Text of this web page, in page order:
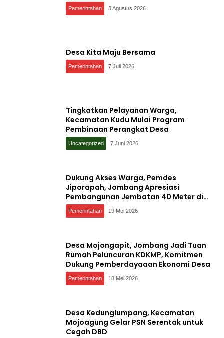
Pemerintahan 3 Agustus 2026
Desa Kita Maju Bersama
Pemerintahan 7 Juli 2026
Tingkatkan Pelayanan Warga,
Kecamatan Kudu Mulai Program
Pembinaan Perangkat Desa
Uncategorized 7 Juni 2026
Dukung Akses Warga, Pemdes
Jiporapah, Jombang Apresiasi
Pembangunan Jembatan 40 Meter di
Kedungdendeng
Pemerintahan 19 Mei 2026
Desa Mojongapit, Jombang Jadi Tuan
Rumah Peluncuran KDKMP, Komitmen
Dukung Pemberdayaaan Ekonomi Desa
Pemerintahan 18 Mei 2026
Desa Kedunglumpang, Kecamatan
Mojoagung Gelar PSN Serentak untuk
Cegah DBD